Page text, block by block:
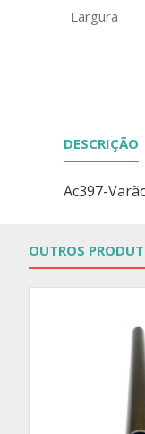
Largura
DESCRIÇÃO
Ac397-
OUTROS